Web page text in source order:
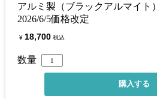
アルミ製（ブラックアルマイト）
2026/6/5価格改定
¥ 18,700 税込
数量